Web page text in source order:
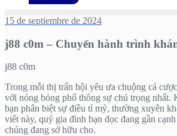
15 de septiembre de 2024
j88 c0m – Chuyến hành trình
j88 c0m
Trong mỗi thị trấn hội yêu ưa chuộng cá
với nóng bỏng phổ thông sự chú trọng nhất.
bạn phân biệt sự điều tỉ mỷ, thường xuyên
viết này, quý gia đình bạn đọc đang gần
chúng đang sở hữu cho.